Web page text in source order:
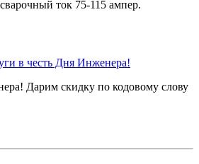
ток 75-115 ампер.
в честь Дня Инженера!
Дарим скидку по кодовому слову